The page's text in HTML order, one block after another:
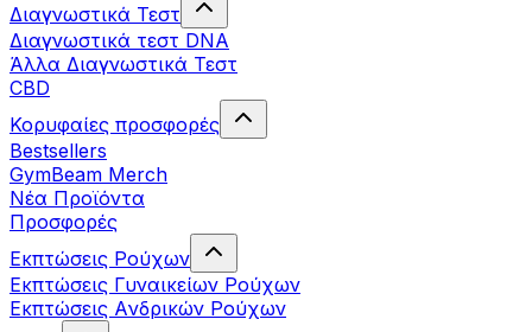
Διαγνωστικά Τεστ
Διαγνωστικά τεστ DNA
Άλλα Διαγνωστικά Τεστ
CBD
Κορυφαίες προσφορές
Bestsellers
GymBeam Merch
Νέα Προϊόντα
Προσφορές
Εκπτώσεις Ρούχων
Εκπτώσεις Γυναικείων Ρούχων
Εκπτώσεις Aνδρικών Ρούχων